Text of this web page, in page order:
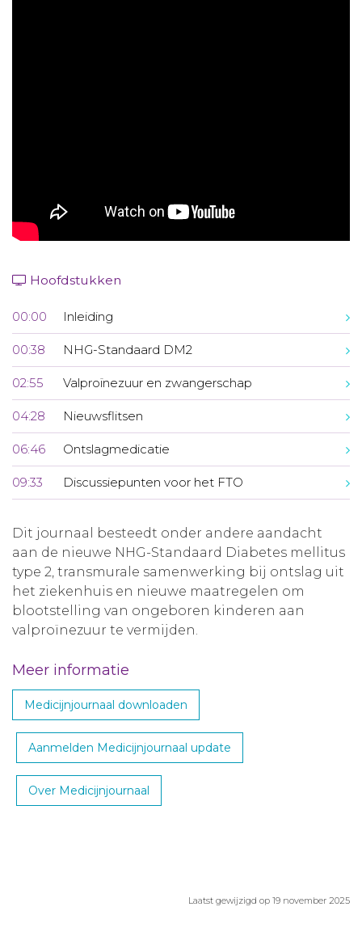
Hoofdstukken
00:00 Inleiding
00:38 NHG-Standaard DM2
02:55 Valproïnezuur en zwangerschap
04:28 Nieuwsflitsen
06:46 Ontslagmedicatie
09:33 Discussiepunten voor het FTO
Dit journaal besteedt onder andere aandacht
aan de nieuwe NHG-Standaard Diabetes mellitus
type 2, transmurale samenwerking bij ontslag uit
het ziekenhuis en nieuwe maatregelen om
blootstelling van ongeboren kinderen aan
valproïnezuur te vermijden.
Meer informatie
Medicijnjournaal downloaden
Aanmelden Medicijnjournaal update
Over Medicijnjournaal
Laatst gewijzigd op 19 november 2025